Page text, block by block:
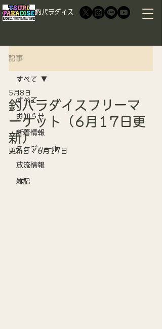
​釣パラダイス
記事
すべて
お知らせ
新着情報
スケジュール
放流情報
雑記
すべて
釣パラダイスフリーマ
ーケット（6月17日更
新）
5月8日
更新日：6月17日